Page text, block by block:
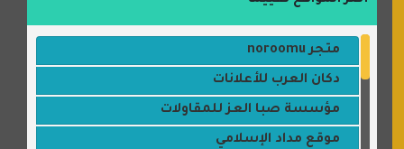
متجر noroomu
دكان العرب للأعلانات
مؤسسة صبا العز للمقاولات
موقع مداد الإسلامي